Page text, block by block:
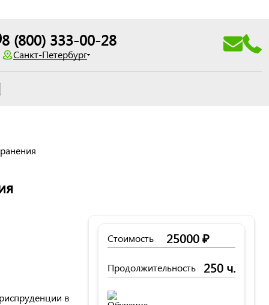
8 (800) 333-00-28
Санкт-Петербург
в
Стоимость 25000 ₽
Продолжительность 250 ч.